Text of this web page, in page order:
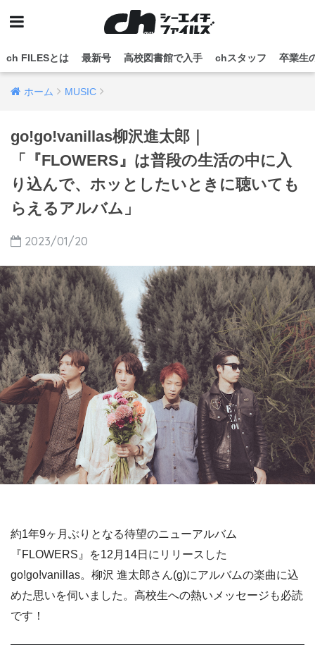
ch FILESとは 最新号 高校図書館で入手 chスタッフ 卒業生
ホーム MUSIC
go!go!vanillas柳沢進太郎｜
「『FLOWERS』は普段の生活の中に入
り込んで、ホッとしたいときに聴いても
らえるアルバム」
2023/01/20
約1年9ヶ月ぶりとなる待望のニューアルバム
『FLOWERS』を12月14日にリリースした
go!go!vanillas。柳沢 進太郎さん(g)にアルバムの楽曲に込
めた思いを伺いました。高校生への熱いメッセージも必読
です！